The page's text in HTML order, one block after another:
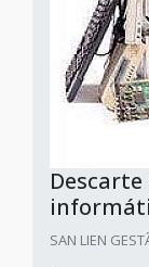
SAN LIEN